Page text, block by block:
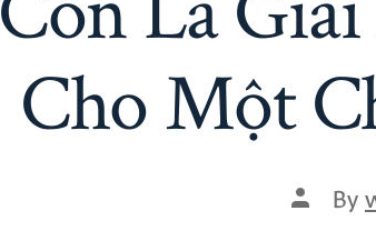
Cho Một
By